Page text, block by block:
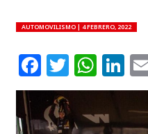
AUTOMOVILISMO | 4 FEBRERO, 2022
Facebook
Twitter